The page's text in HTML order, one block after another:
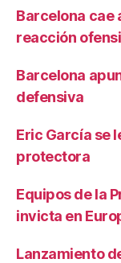
Barcelona cae
reacción
Barcelona
defensiva
Eric García se
protectora
Equipos de la
invicta en
Lanzamiento